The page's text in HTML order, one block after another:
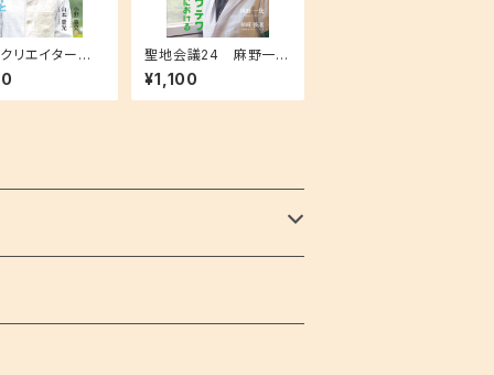
リエイター育
山本貴光（文
ーム作家）「ゲ
イナーと教養
聖地会議24 麻野一哉
（ゲームクリエイター）
「テクテクテクテク 位置
情報ゲームにおける安
¥1,100